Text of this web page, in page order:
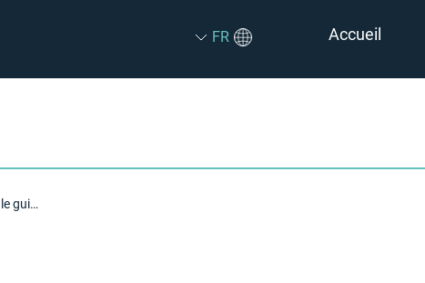
FR Accueil
Démarrer une entreprise de réparation de téléphones : le guide ultime